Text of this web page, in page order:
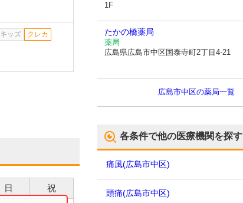
キッズ
クレカ
日 祝
1F
たかの橋薬局
薬局
広島県広島市中区国泰寺町2丁目4-21
広島市中区の薬局一覧
各条件で他の医療機関を探す
痛風(広島市中区)
頭痛(広島市中区)